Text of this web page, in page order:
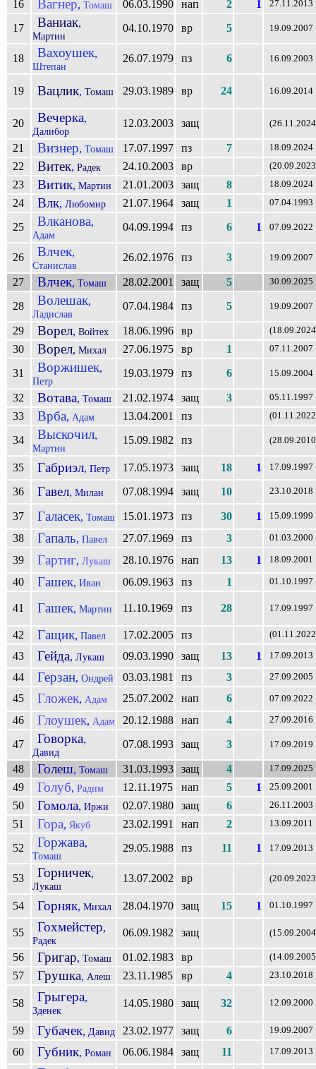
16 Вагнер, Томаш 06.03.1990 нап 2 1 27.11.2013
17 Ваниак,
Мартин
04.10.1970 вр 5 19.09.2007
18 Вахоушек,
Штепан
26.07.1979 пз 6 16.09.2003
19 Вацлик, Томаш 29.03.1989 вр 24 16.09.2014
20 Вечерка,
Далибор
12.03.2003 защ
21 Визнер, Томаш 17.07.1997 пз 7 18.09.2024
22 Витек, Радек 24.10.2003 вр
23 Витик, Мартин 21.01.2003 защ 8 18.09.2024
24 Влк, Любомир 21.07.1964 защ 1 07.04.1993
25 Влканова,
Адам
04.09.1994 пз 6 1 07.09.2022
26 Влчек,
Станислав
26.02.1976 пз 3 19.09.2007
27 Влчек, Томаш 28.02.2001 защ 5 30.09.2025
28 Волешак,
Ладислав
07.04.1984 пз 5 19.09.2007
29 Ворел, Войтех 18.06.1996 вр
30 Ворел, Михал 27.06.1975 вр 1 07.11.2007
31 Воржишек,
Петр
19.03.1979 пз 6 15.09.2004
32 Вотава, Томаш 21.02.1974 защ 3 05.11.1997
33 Врба, Адам 13.04.2001 пз
34 Выскочил,
Мартин
15.09.1982 пз
35 Габриэл, Петр 17.05.1973 защ 18 1 17.09.1997
36 Гавел, Милан 07.08.1994 защ 10 23.10.2018
37 Галасек, Томаш 15.01.1973 пз 30 1 15.09.1999
38 Гапаль, Павел 27.07.1969 пз 3 01.03.2000
39 Гартиг, Лукаш 28.10.1976 нап 13 1 18.09.2001
40 Гашек, Иван 06.09.1963 пз 1 01.10.1997
41 Гашек, Мартин 11.10.1969 пз 28 17.09.1997
42 Гащик, Павел 17.02.2005 пз
43 Гейда, Лукаш 09.03.1990 защ 13 1 17.09.2013
44 Герзан, Ондрей 03.03.1981 пз 3 27.09.2005
45 Гложек, Адам 25.07.2002 нап 6 07.09.2022
46 Глоушек, Адам 20.12.1988 нап 4 27.09.2016
47 Говорка,
Давид
07.08.1993 защ 3 17.09.2019
48 Голеш, Томаш 31.03.1993 защ 4 17.09.2025
49 Голуб, Радим 12.11.1975 нап 5 1 25.09.2001
50 Гомола, Иржи 02.07.1980 защ 6 26.11.2003
51 Гора, Якуб 23.02.1991 нап 2 13.09.2011
52 Горжава,
Томаш
29.05.1988 пз 11 1 17.09.2013
53 Горничек,
Лукаш
13.07.2002 вр
54 Горняк, Михал 28.04.1970 защ 15 1 01.10.1997
55 Гохмейстер,
Радек
06.09.1982 защ
56 Григар, Томаш 01.02.1983 вр
57 Грушка, Алеш 23.11.1985 вр 4 23.10.2018
58 Грыгера,
Зденек
14.05.1980 защ 32 12.09.2000
59 Губачек, Давид 23.02.1977 защ 6 19.09.2007
60 Губник, Роман 06.06.1984 защ 11 17.09.2013